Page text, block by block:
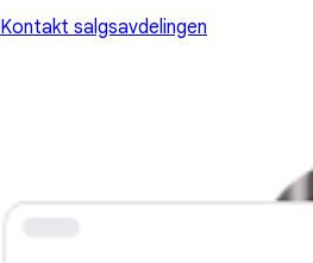
Kontakt salgsavdelingen